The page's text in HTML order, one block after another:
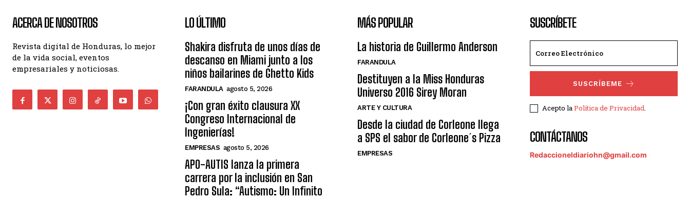
ACERCA DE NOSOTROS
Revista digital de Honduras, lo mejor
de la vida social, eventos
empresariales y noticiosas.
LO ÚLTIMO
Shakira disfruta de unos días de
descanso en Miami junto a los
niños bailarines de Ghetto Kids
FARANDULA agosto 5, 2026
¡Con gran éxito clausura XX
Congreso Internacional de
Ingenierías!
EMPRESAS agosto 5, 2026
APO-AUTIS lanza la primera
carrera por la inclusión en San
Pedro Sula: “Autismo: Un Infinito
MÁS POPULAR
La historia de Guillermo Anderson
FARANDULA
Destituyen a la Miss Honduras
Universo 2016 Sirey Moran
ARTE Y CULTURA
Desde la ciudad de Corleone llega
a SPS el sabor de Corleone´s Pizza
EMPRESAS
SUSCRÍBETE
SUSCRÍBEME
Acepto laPolítica de Privacidad.
CONTÁCTANOS
Redaccioneldiariohn@gmail.com